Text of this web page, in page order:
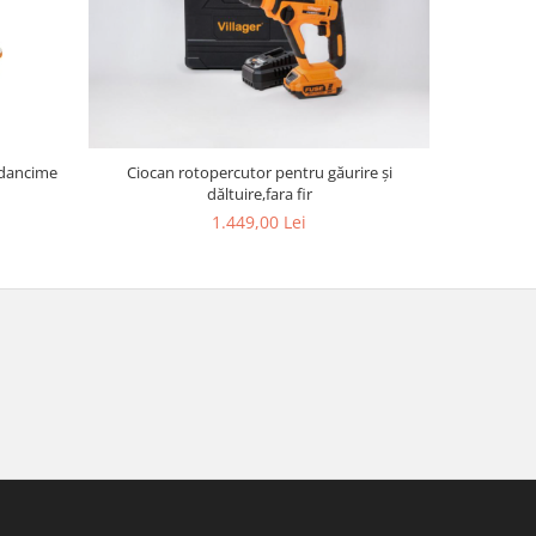
Ciocan rotopercutor pentru găurire și
dăltuire,fara fir
1.449,00 Lei